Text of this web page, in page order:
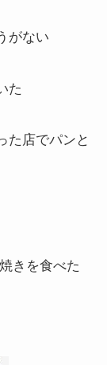
がない
た
た店でパンと
きを食べた